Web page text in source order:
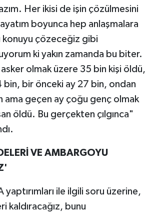
Her ikisi de işin çözülmesini
boyunca hep anlaşmalara
konuyu çözeceğiz gibi
ki yakın zamanda bu biter.
olmak üzere 35 bin kişi öldü,
bin, bir önceki ay 27 bin, ondan
ama geçen ay çoğu genç olmak
öldü. Bu gerçekten çılgınca"
VE AMBARGOYU
yaptırımları ile ilgili soru üzerine,
kaldıracağız, bunu